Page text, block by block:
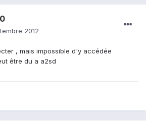
2012
, mais impossible d'y accédée
être du a a2sd